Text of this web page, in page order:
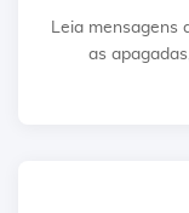
Leia mensagens
as